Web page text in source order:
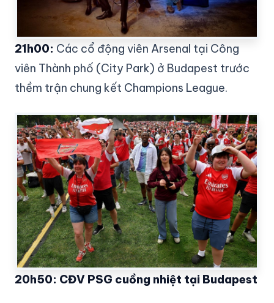
21h00: Các cổ động viên Arsenal tại Công
viên Thành phố (City Park) ở Budapest trước
thềm trận chung kết Champions League.
20h50: CĐV PSG cuồng nhiệt tại Budapest